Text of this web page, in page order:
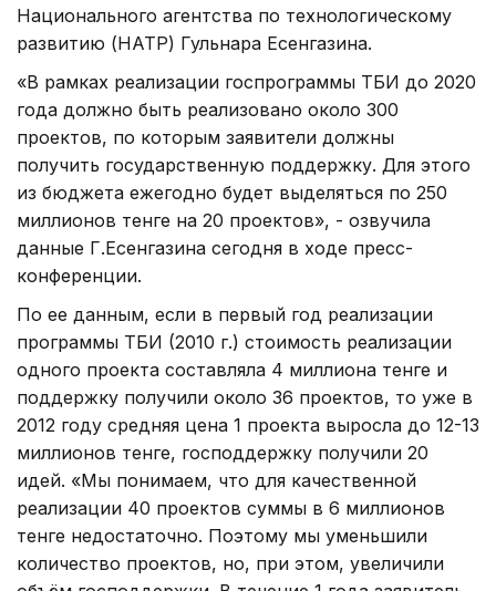
Национального агентства по технологическому
развитию (НАТР) Гульнара Есенгазина.
«В рамках реализации госпрограммы ТБИ до 2020
года должно быть реализовано около 300
проектов, по которым заявители должны
получить государственную поддержку. Для этого
из бюджета ежегодно будет выделяться по 250
миллионов тенге на 20 проектов», - озвучила
данные Г.Есенгазина сегодня в ходе пресс-
конференции.
По ее данным, если в первый год реализации
программы ТБИ (2010 г.) стоимость реализации
одного проекта составляла 4 миллиона тенге и
поддержку получили около 36 проектов, то уже в
2012 году средняя цена 1 проекта выросла до 12-13
миллионов тенге, господдержку получили 20
идей. «Мы понимаем, что для качественной
реализации 40 проектов суммы в 6 миллионов
тенге недостаточно. Поэтому мы уменьшили
количество проектов, но, при этом, увеличили